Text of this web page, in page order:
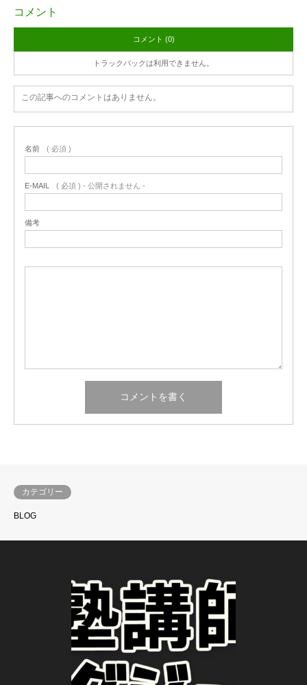
コメント
コメント (0)
トラックバックは利用できません。
この記事へのコメントはありません。
名前 ( 必須 )
E-MAIL ( 必須 ) - 公開されません -
備考
カテゴリー
BLOG